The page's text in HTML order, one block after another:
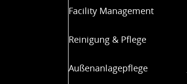
Facility Management
Reinigung & Pflege
Außenanlagepflege